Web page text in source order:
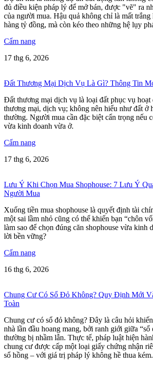
đủ điều kiện pháp lý để mở bán, được "vẽ" ra
của người mua. Hậu quả không chỉ là mất trắng
hàng tỷ đồng, mà còn kéo theo những hệ lụy
Cẩm nang
17 thg 6, 2026
Đất Thương Mại Dịch Vụ Là Gì? Thông Tin
Đất thương mại dịch vụ là loại đất phục vụ hoạt
thương mại, dịch vụ; không nên hiểu như đất ở
thường. Người mua cần đặc biệt cẩn trọng nếu
vừa kinh doanh vừa ở.
Cẩm nang
17 thg 6, 2026
Lưu Ý Khi Chọn Mua Shophouse: 7 Lưu Ý
Người Mua
Xuống tiền mua shophouse là quyết định tài
một sai lầm nhỏ cũng có thể khiến bạn “chôn
làm sao để chọn đúng căn shophouse vừa kinh
lời bền vững?
Cẩm nang
16 thg 6, 2026
Chung Cư Có Sổ Đỏ Không? Quy Định Mới
Toàn
Chung cư có sổ đỏ không? Đây là câu hỏi
nhà lần đầu hoang mang, bởi ranh giới giữa “sổ
thường bị nhầm lẫn. Thực tế, pháp luật hiện
chung cư được cấp một loại giấy chứng nhận
sổ hồng – với giá trị pháp lý không hề thua kém.